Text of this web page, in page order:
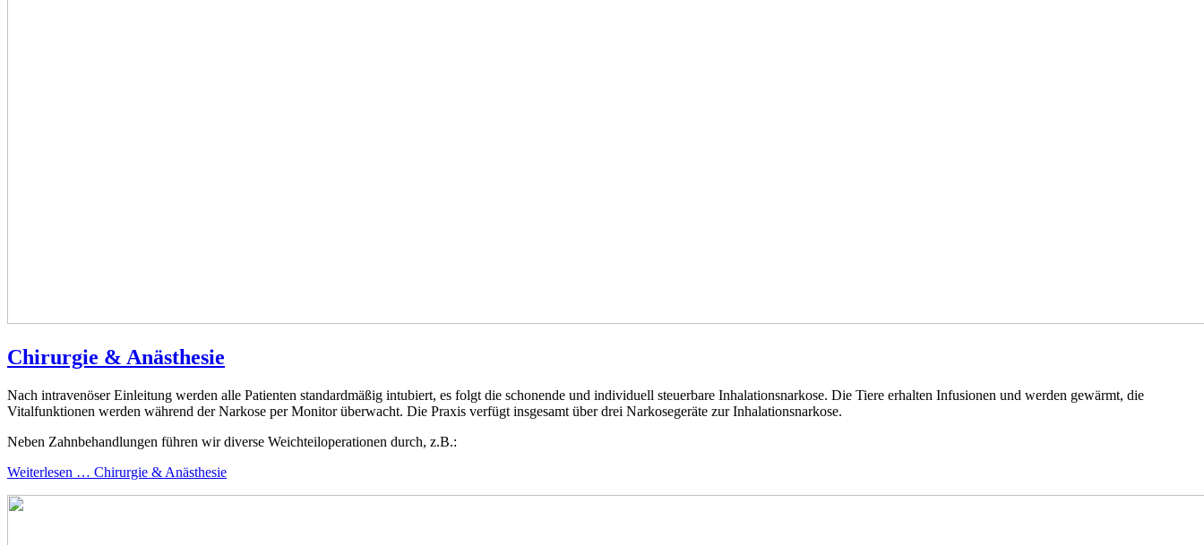
Chirurgie & Anästhesie
Nach intravenöser Einleitung werden alle Patienten standardmäßig intubiert, es folgt die schonende und individuell steuerbare Inhalationsnarkose. Die Tiere erhalten Infusionen und werden gewärmt, die
Vitalfunktionen werden während der Narkose per Monitor überwacht. Die Praxis verfügt insgesamt über drei Narkosegeräte zur Inhalationsnarkose.
Neben Zahnbehandlungen führen wir diverse Weichteiloperationen durch, z.B.:
Weiterlesen … Chirurgie & Anästhesie